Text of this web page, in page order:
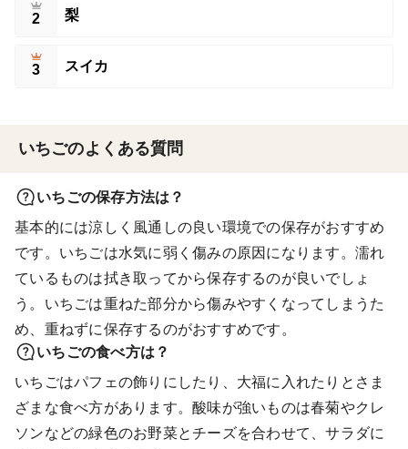
2 梨
3 スイカ
いちごのよくある質問
いちごの保存方法は？
基本的には涼しく風通しの良い環境での保存がおすすめ
です。いちごは水気に弱く傷みの原因になります。濡れ
ているものは拭き取ってから保存するのが良いでしょ
う。いちごは重ねた部分から傷みやすくなってしまうた
め、重ねずに保存するのがおすすめです。
いちごの食べ方は？
いちごはパフェの飾りにしたり、大福に入れたりとさま
ざまな食べ方があります。酸味が強いものは春菊やクレ
ソンなどの緑色のお野菜とチーズを合わせて、サラダに